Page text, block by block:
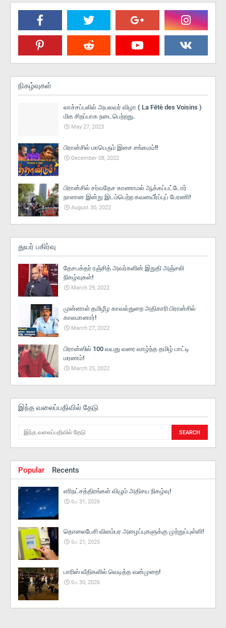
நிகழ்வுகள்
லாச்சப்பலில் அயலவர் விழா ( La Fētè des Voisins )
மிக சிறப்பாக நடைபெற்றது.
May 27, 2023
பிரான்சில் மாபெரும் இசை சங்கமம்!!
December 08, 2022
பிரான்சில் சர்வதேச காணாமல் ஆக்கப்பட்டோர்
நாளான இன்று இடம்பெற்ற கவனயீர்ப்புப் பேரணி!
August 30, 2022
துயர் பகிர்வு
தேசபக்தர் ரஞ்சித் அவர்களின் இறுதி அஞ்சலி
நிகழ்வுகள்!
March 29, 2022
முன்னாள் தமிழீழ காவல்துறை அதிகாரி பிரான்சில்
காலமானார்!
March 27, 2022
பிரான்ஸில் 100 வயது வரை வாழ்ந்த தமிழ் பாட்டி
மரணம்!
March 25, 2022
இந்த வலைப்பதிவில் தேடு
Popular Recents
எரிநட்சத்திரங்கள் விழும் அதிசய நிகழ்வு!
மே 31, 2026
தொலைபேசி விளம்பர அழைப்புகளுக்கு முற்றுப்புள்ளி!
மே 21, 2025
பாரிஸ் வீதிகளில் வெடித்த வன்முறை!
மே 30, 2026